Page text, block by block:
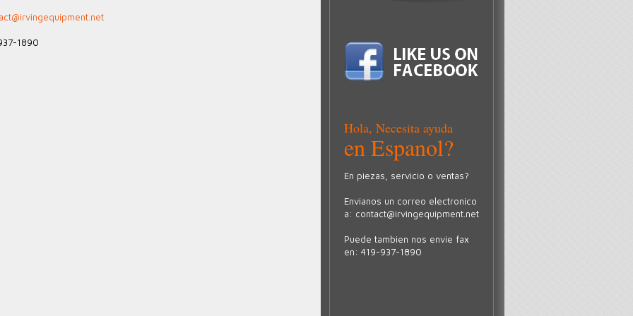
Hola, Necesita ayuda
en Espanol?
En piezas, servicio o ventas?
Envianos un correo electronico
a: contact@irvingequipment.net
Puede tambien nos envie fax
en: 419-937-1890
1890